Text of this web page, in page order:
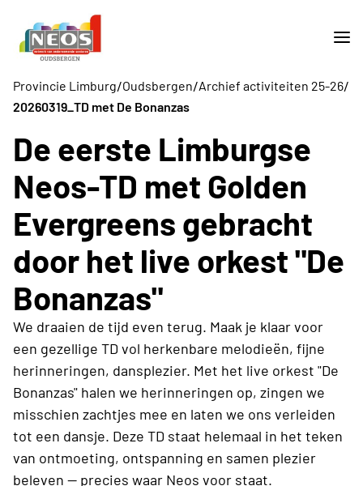
Provincie Limburg/Oudsbergen/Archief activiteiten 25-26/
20260319_TD met De Bonanzas
De eerste Limburgse
Neos-TD met Golden
Evergreens gebracht
door het live orkest "De
Bonanzas"
We draaien de tijd even terug. Maak je klaar voor
een gezellige TD vol herkenbare melodieën, fijne
herinneringen, dansplezier. Met het live orkest "De
Bonanzas" halen we herinneringen op, zingen we
misschien zachtjes mee en laten we ons verleiden
tot een dansje. Deze TD staat helemaal in het teken
van ontmoeting, ontspanning en samen plezier
beleven — precies waar Neos voor staat.